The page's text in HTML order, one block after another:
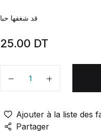
قد شغفها حبا
25.00 DT
Quantité
Ajouter à la liste des
Partager